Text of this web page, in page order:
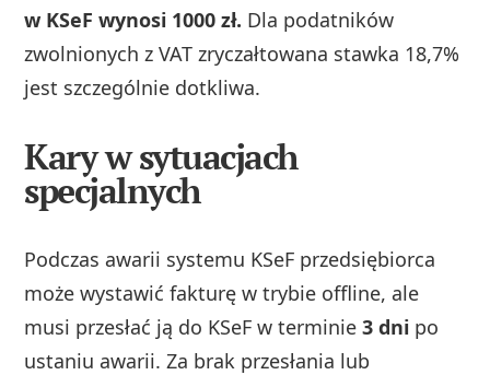
w KSeF wynosi 1000 zł. Dla podatników
zwolnionych z VAT zryczałtowana stawka 18,7%
jest szczególnie dotkliwa.
Kary w sytuacjach
specjalnych
Podczas awarii systemu KSeF przedsiębiorca
może wystawić fakturę w trybie offline, ale
musi przesłać ją do KSeF w terminie3 dni po
ustaniu awarii. Za brak przesłania lub